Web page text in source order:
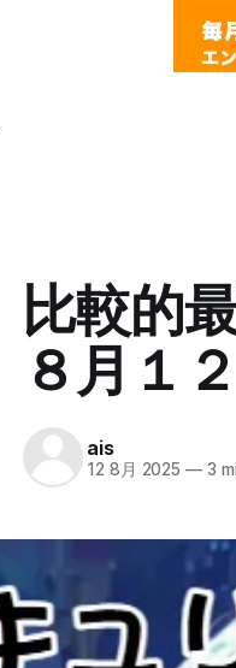
比較的
８月１
ais
12 8月 2025 — 3